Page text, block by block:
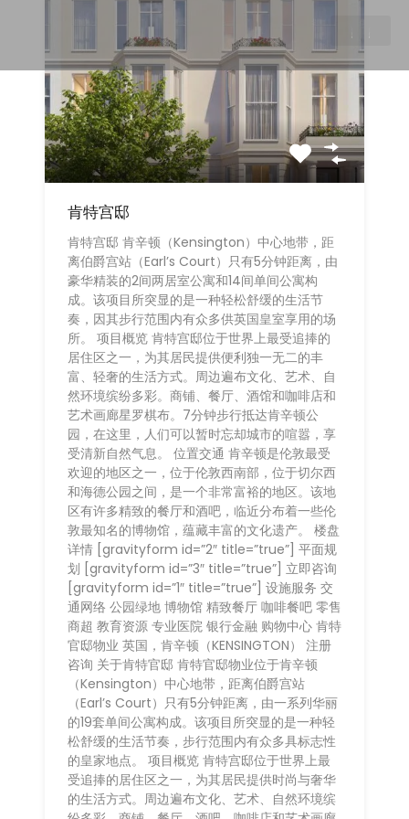
肯特宫邸
肯特宫邸 肯辛顿（Kensington）中心地带，距
离伯爵宫站（Earl’s Court）只有5分钟距离，由
豪华精装的2间两居室公寓和14间单间公寓构
成。该项目所突显的是一种轻松舒缓的生活节
奏，因其步行范围内有众多供英国皇室享用的场
所。 项目概览 肯特宫邸位于世界上最受追捧的
居住区之一，为其居民提供便利独一无二的丰
富、轻奢的生活方式。周边遍布文化、艺术、自
然环境缤纷多彩。商铺、餐厅、酒馆和咖啡店和
艺术画廊星罗棋布。7分钟步行抵达肯辛顿公
园，在这里，人们可以暂时忘却城市的喧嚣，享
受清新自然气息。 位置交通 肯辛顿是伦敦最受
欢迎的地区之一，位于伦敦西南部，位于切尔西
和海德公园之间，是一个非常富裕的地区。该地
区有许多精致的餐厅和酒吧，临近分布着一些伦
敦最知名的博物馆，蕴藏丰富的文化遗产。 楼盘
详情 [gravityform id=”2″ title=”true”] 平面规
划 [gravityform id=”3″ title=”true”] 立即咨询
[gravityform id=”1″ title=”true”] 设施服务 交
通网络 公园绿地 博物馆 精致餐厅 咖啡餐吧 零售
商超 教育资源 专业医院 银行金融 购物中心 肯特
官邸物业 英国，肯辛顿（KENSINGTON） 注册
咨询 关于肯特官邸 肯特官邸物业位于肯辛顿
（Kensington）中心地带，距离伯爵宫站
（Earl’s Court）只有5分钟距离，由一系列华丽
的19套单间公寓构成。该项目所突显的是一种轻
松舒缓的生活节奏，步行范围内有众多具标志性
的皇家地点。 项目概览 肯特宫邸位于世界上最
受追捧的居住区之一，为其居民提供时尚与奢华
的生活方式。周边遍布文化、艺术、自然环境缤